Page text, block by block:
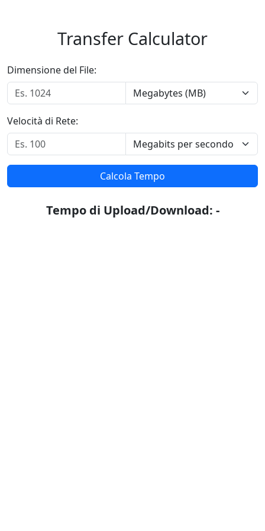
Transfer Calculator
Dimensione del File:
Velocità di Rete:
Calcola Tempo
Tempo di Upload/Download: -